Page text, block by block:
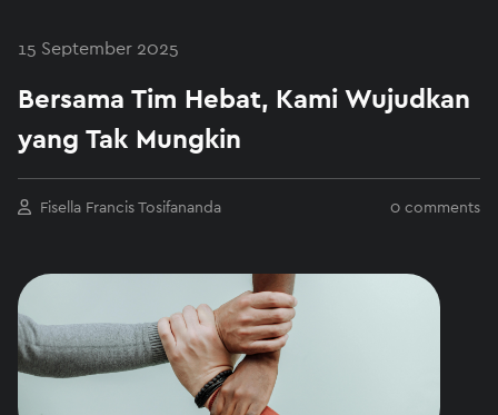
15 September 2025
Bersama Tim Hebat, Kami Wujudkan
yang Tak Mungkin
Fisella Francis Tosifananda 0 comments